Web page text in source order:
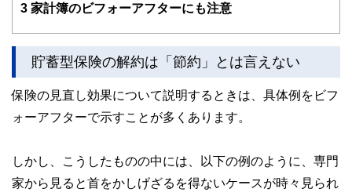
3 家計簿のビフォーアフターにも注意
貯蓄型保険の解約は「節約」とは言えない
保険の見直し効果について説明するときは、具体例をビフ
ォーアフターで示すことが多くあります。
しかし、こうしたものの中には、以下の例のように、専門
家から見ると首をかしげざるを得ないケースが時々見られ